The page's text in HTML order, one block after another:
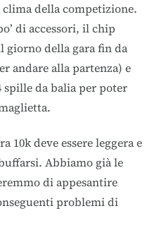
della competizione.
di accessori, il chip
giorno della gara fin da
andare alla partenza) e
spille da balia per poter
10k deve essere leggera e
. Abbiamo già le
di appesantire
problemi di